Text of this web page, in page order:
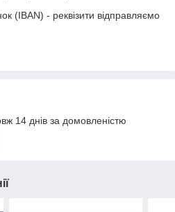
(IBAN) - реквізити відправляємо
14 днів за домовленістю